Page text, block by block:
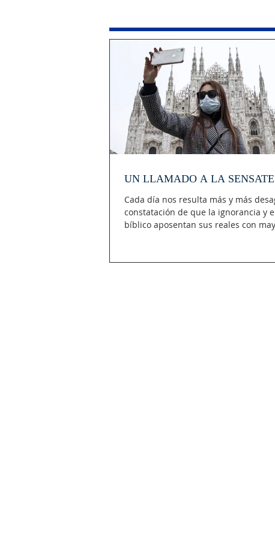
UN LLAMADO A LA
Cada día nos resulta más y más
constatación de que la ignorancia y
bíblico aposentan sus reales con